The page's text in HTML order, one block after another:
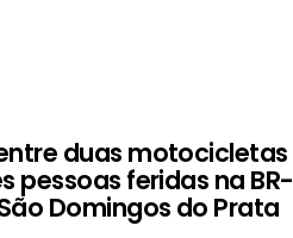
duas motocicletas
pessoas feridas na BR-
Domingos do Prata